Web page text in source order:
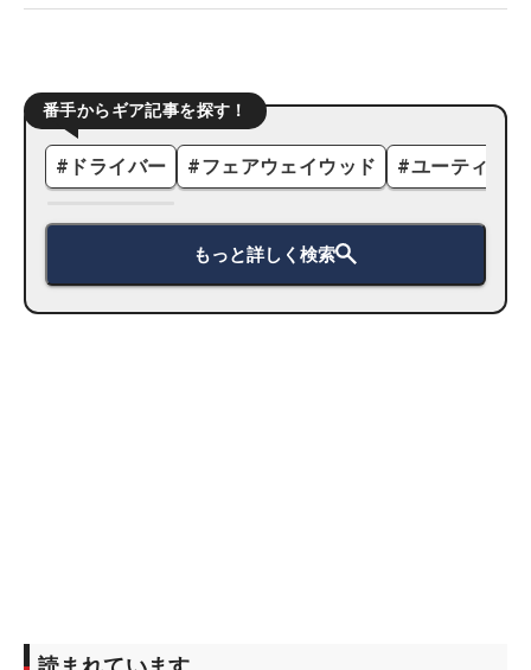
番手からギア記事を探す！
# ドライバー #フェアウェイウッド #ユーティリ
もっと詳しく検索